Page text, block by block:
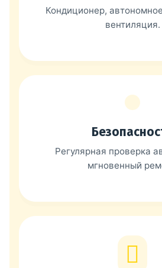
Кондиционер,
вентиляция.
Регулярная проверка
мгновенный